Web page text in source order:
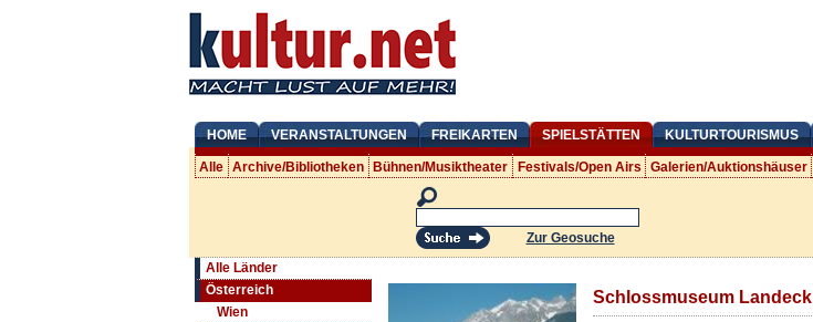
HOME VERANSTALTUNGEN FREIKARTEN SPIELSTÄTTEN KULTURTOURISMUS
Alle Archive/Bibliotheken Bühnen/Musiktheater Festivals/Open Airs Galerien/Auktionshäuser
Zur Geosuche
Alle Länder
Österreich
Wien
Schlossmuseum Landeck